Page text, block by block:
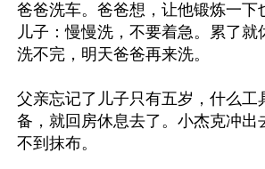
爸爸洗车。爸爸想，让他锻炼一下
儿子：慢慢洗，不要着急。累了就
洗不完，明天爸爸再来洗。
父亲忘记了儿子只有五岁，什么工
备，就回房休息去了。小杰克冲出
不到抹布。